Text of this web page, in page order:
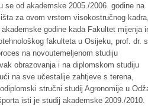
se od akademske 2005./2006. godine na
za ovom vrstom visokostručnog
godine kada Fakultet mijenja
fakulteta u Osijeku, prof. dr.
na novoutemeljenom studiju
obrazovanja i na diplomskom studiju
na sve učestalije zahtjeve s terena,
stručni studij Agronomije u
isti je studij akademske 2009./2010.